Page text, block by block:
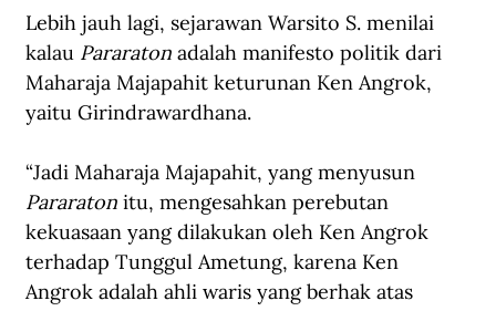
Lebih jauh lagi, sejarawan Warsito S. menilai
kalau Pararaton adalah manifesto politik dari
Maharaja Majapahit keturunan Ken Angrok,
yaitu Girindrawardhana.
“Jadi Maharaja Majapahit, yang menyusun
Pararaton itu, mengesahkan perebutan
kekuasaan yang dilakukan oleh Ken Angrok
terhadap Tunggul Ametung, karena Ken
Angrok adalah ahli waris yang berhak atas